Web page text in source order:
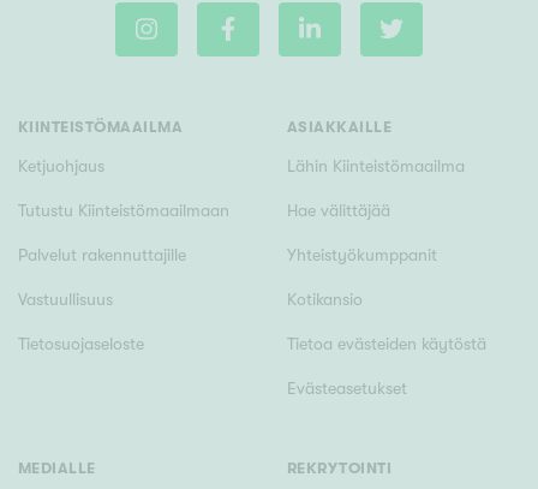
KIINTEISTÖMAAILMA
Ketjuohjaus
Tutustu Kiinteistömaailmaan
Palvelut rakennuttajille
Vastuullisuus
Tietosuojaseloste
ASIAKKAILLE
Lähin Kiinteistömaailma
Hae välittäjää
Yhteistyökumppanit
Kotikansio
Tietoa evästeiden käytöstä
Evästeasetukset
MEDIALLE REKRYTOINTI